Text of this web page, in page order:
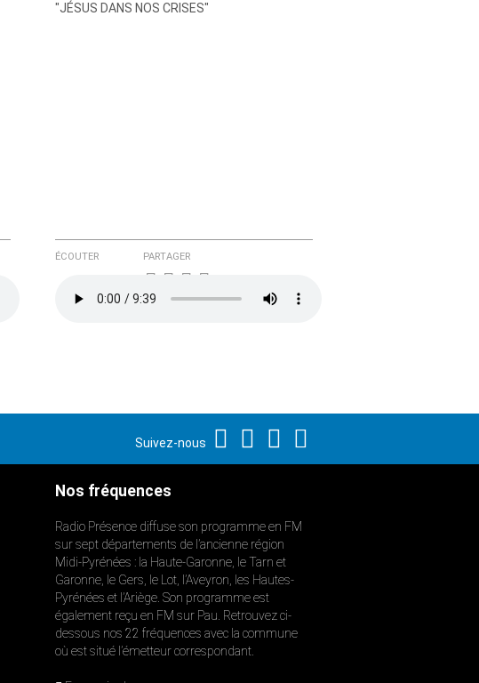
"JÉSUS DANS NOS CRISES"
ÉCOUTER PARTAGER
Suivez-nous
Nos fréquences
Radio Présence diffuse son programme en FM
sur sept départements de l’ancienne région
Midi-Pyrénées : la Haute-Garonne, le Tarn et
Garonne, le Gers, le Lot, l’Aveyron, les Hautes-
Pyrénées et l’Ariège. Son programme est
également reçu en FM sur Pau. Retrouvez ci-
dessous nos 22 fréquences avec la commune
où est situé l’émetteur correspondant.